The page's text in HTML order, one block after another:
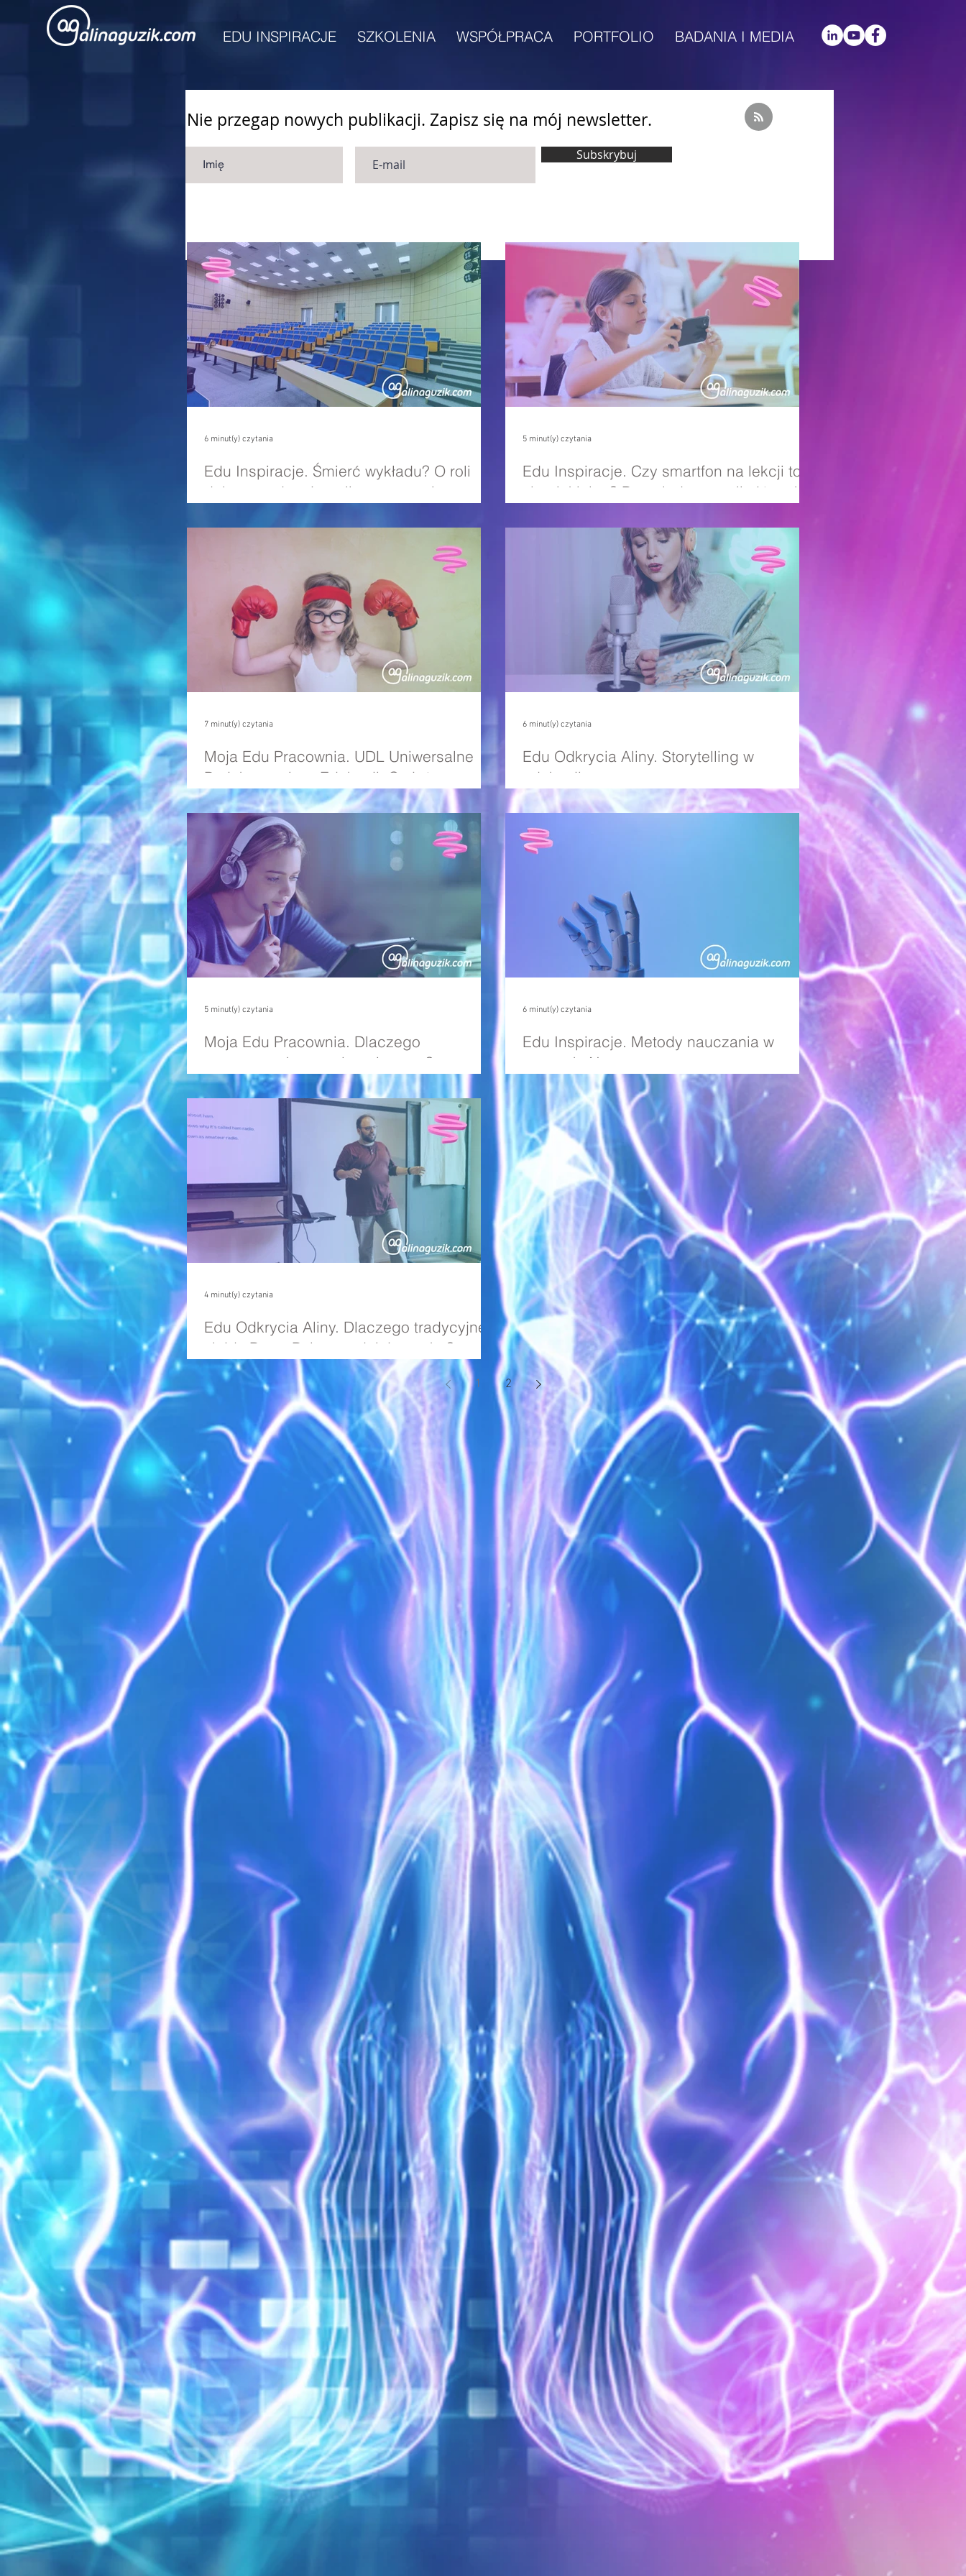
EDU INSPIRACJE SZKOLENIA WSPÓŁPRACA PORTFOLIO BADANIA I MEDIA
Nie przegap nowych publikacji. Zapisz się na mój newsletter.
Subskrybuj
Edu Inspiracje. Śmierć wykładu? O roli
dobrze podanej teorii w nauczaniu
6 minut(y) czytania
Edu Inspiracje. Czy smartfon na lekcji to
zło piekielne? Przegląd strategii różnych
5 minut(y) czytania
Moja Edu Pracownia. UDL Uniwersalne
Projektowanie w Edukacji. Co już
stosujemy, tylko o tym nie wiemy?
7 minut(y) czytania
Edu Odkrycia Aliny. Storytelling w
edukacji
6 minut(y) czytania
Moja Edu Pracownia. Dlaczego
porzucamy kursy e-learningowe?
5 minut(y) czytania
Edu Inspiracje. Metody nauczania w
czasach AI
6 minut(y) czytania
Edu Odkrycia Aliny. Dlaczego tradycyjne
slajdy PowerPoint utrudniają naukę?
4 minut(y) czytania
1 2